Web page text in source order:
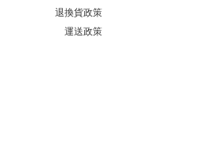
退換貨政策
運送政策